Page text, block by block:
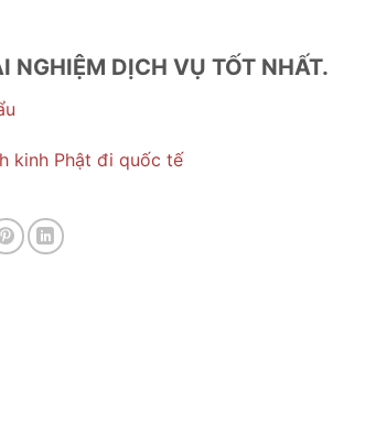
NGHIỆM DỊCH VỤ TỐT NHẤT.
kinh Phật đi quốc tế